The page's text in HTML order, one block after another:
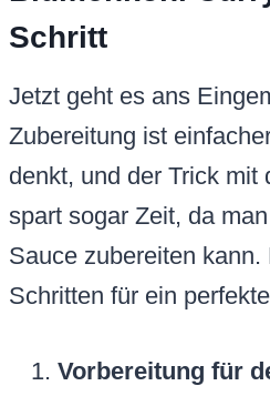
Schritt
Jetzt geht es ans
Zubereitung ist
denkt, und der Trick mit
spart sogar Zeit, da
Sauce zubereiten
Schritten für ein
Vorbereitung für